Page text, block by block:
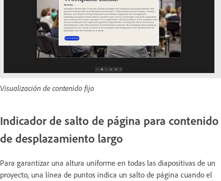
Visualización de contenido fijo
Indicador de salto de página para contenido
de desplazamiento largo
Para garantizar una altura uniforme en todas las diapositivas de un
proyecto, una línea de puntos indica un salto de página cuando el